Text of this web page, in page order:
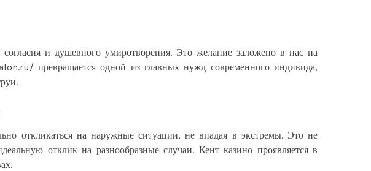
и душевного умиротворения. Это желание заложено в нас на
превращается одной из главных нужд современного индивида,
откликаться на наружные ситуации, не впадая в экстремы. Это не
отклик на разнообразные случаи. Кент казино проявляется в